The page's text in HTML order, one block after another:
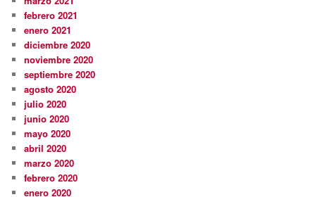
febrero 2021
enero 2021
diciembre 2020
noviembre 2020
septiembre 2020
agosto 2020
julio 2020
junio 2020
mayo 2020
abril 2020
marzo 2020
febrero 2020
enero 2020